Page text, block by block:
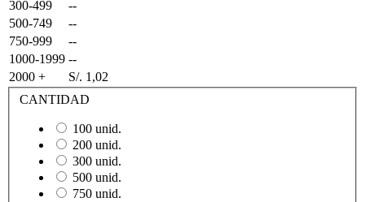
300-499
--
500-749
--
750-999
--
1000-1999 --
2000 +
S/. 1,02
CANTIDAD
100 unid.
200 unid.
300 unid.
500 unid.
750 unid.